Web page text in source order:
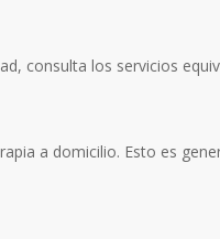
consulta los servicios
a domicilio. Esto es